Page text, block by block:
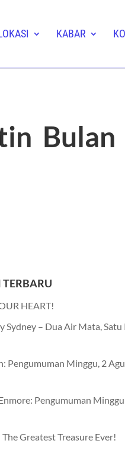
KABAR
Bulan
HEART!
Sydney – Dua Air Mata, Satu
Pengumuman Minggu, 2
Pengumuman
Greatest Treasure Ever!